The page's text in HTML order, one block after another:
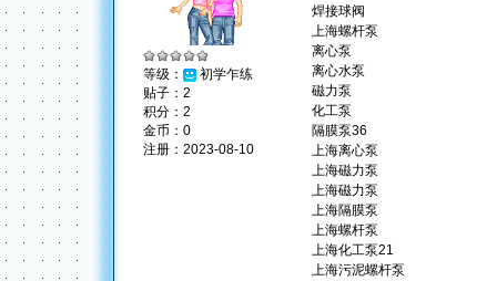
等级：
初学乍练
贴子：2
积分：2
金币：0
注册：2023-08-10
焊接球阀
上海螺杆泵
离心泵
离心水泵
磁力泵
化工泵
隔膜泵36
上海离心泵
上海磁力泵
上海磁力泵
上海隔膜泵
上海螺杆泵
上海化工泵21
上海污泥螺杆泵